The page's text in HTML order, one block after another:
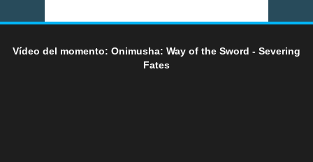
Vídeo del momento: Onimusha: Way of the Sword - Severing
Fates